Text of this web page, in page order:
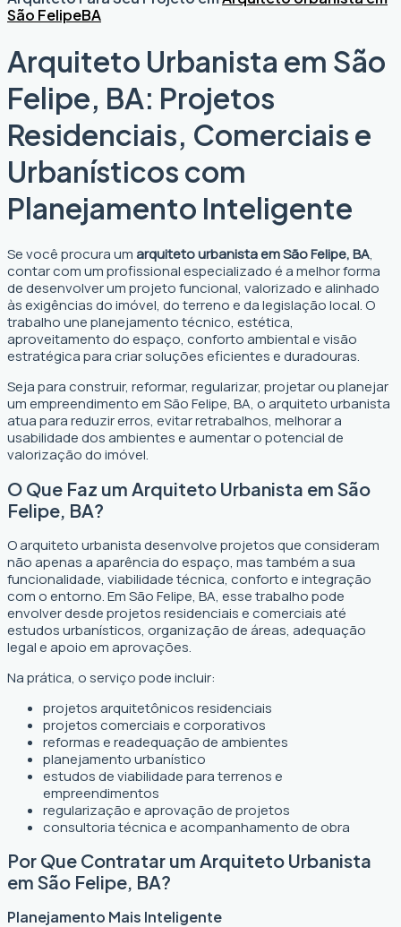
São FelipeBA
Arquiteto Urbanista em São
Felipe, BA: Projetos
Residenciais, Comerciais e
Urbanísticos com
Planejamento Inteligente
Se você procura umarquiteto urbanista em São Felipe, BA,
contar com um profissional especializado é a melhor forma
de desenvolver um projeto funcional, valorizado e alinhado
às exigências do imóvel, do terreno e da legislação local. O
trabalho une planejamento técnico, estética,
aproveitamento do espaço, conforto ambiental e visão
estratégica para criar soluções eficientes e duradouras.
Seja para construir, reformar, regularizar, projetar ou planejar
um empreendimento em São Felipe, BA, o arquiteto urbanista
atua para reduzir erros, evitar retrabalhos, melhorar a
usabilidade dos ambientes e aumentar o potencial de
valorização do imóvel.
O Que Faz um Arquiteto Urbanista em São
Felipe, BA?
O arquiteto urbanista desenvolve projetos que consideram
não apenas a aparência do espaço, mas também a sua
funcionalidade, viabilidade técnica, conforto e integração
com o entorno. Em São Felipe, BA, esse trabalho pode
envolver desde projetos residenciais e comerciais até
estudos urbanísticos, organização de áreas, adequação
legal e apoio em aprovações.
Na prática, o serviço pode incluir:
projetos arquitetônicos residenciais
projetos comerciais e corporativos
reformas e readequação de ambientes
planejamento urbanístico
estudos de viabilidade para terrenos e
empreendimentos
regularização e aprovação de projetos
consultoria técnica e acompanhamento de obra
Por Que Contratar um Arquiteto Urbanista
em São Felipe, BA?
Planejamento Mais Inteligente